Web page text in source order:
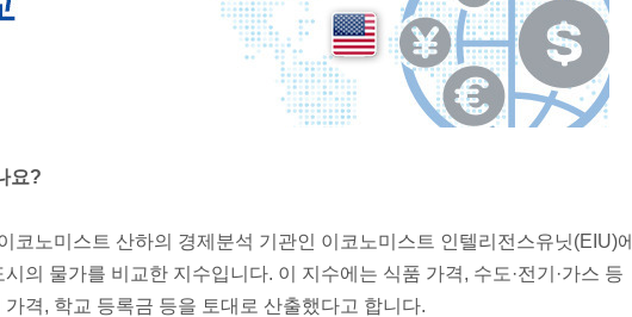
요?
코노미스트 산하의 경제분석 기관인 이코노미스트 인텔리전스유닛(EIU)에
의 물가를 비교한 지수입니다. 이 지수에는 식품 가격, 수도·전기·가스 등
격, 학교 등록금 등을 토대로 산출했다고 합니다.